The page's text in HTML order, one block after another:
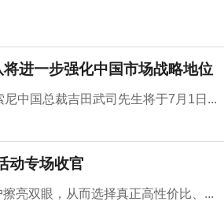
进一步强化中国市场战略地位
中国总裁吉田武司先生将于7月1日...
动专场收官
亮双眼，从而选择真正高性价比、...